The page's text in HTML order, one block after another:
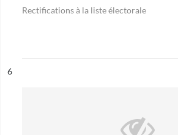
Rectifications à la liste électorale
n°
6